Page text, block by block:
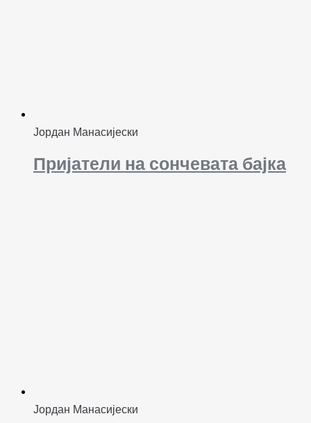
Јордан Манасијески
Пријатели на сончевата бајка
Јордан Манасијески